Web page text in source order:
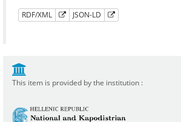
RDF/XML JSON-LD
This item is provided by the institution :